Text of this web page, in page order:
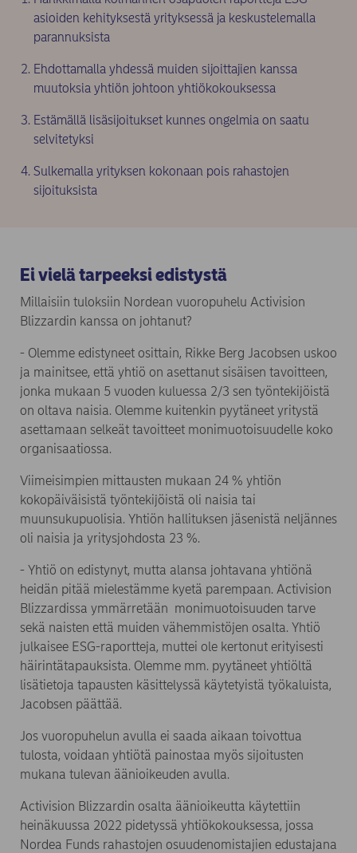
asioiden kehityksestä yrityksessä ja keskustelemalla
parannuksista
Ehdottamalla yhdessä muiden sijoittajien kanssa
muutoksia yhtiön johtoon yhtiökokouksessa
Estämällä lisäsijoitukset kunnes ongelmia on saatu
selvitetyksi
Sulkemalla yrityksen kokonaan pois rahastojen
sijoituksista
Ei vielä tarpeeksi edistystä
Millaisiin tuloksiin Nordean vuoropuhelu Activision
Blizzardin kanssa on johtanut?
- Olemme edistyneet osittain, Rikke Berg Jacobsen uskoo
ja mainitsee, että yhtiö on asettanut sisäisen tavoitteen,
jonka mukaan 5 vuoden kuluessa 2/3 sen työntekijöistä
on oltava naisia. Olemme kuitenkin pyytäneet yritystä
asettamaan selkeät tavoitteet monimuotoisuudelle koko
organisaatiossa.
Viimeisimpien mittausten mukaan 24 % yhtiön
kokopäiväisistä työntekijöistä oli naisia ​​tai
muunsukupuolisia. Yhtiön hallituksen jäsenistä neljännes
oli naisia ja yritysjohdosta 23 %.
- Yhtiö on edistynyt, mutta alansa johtavana yhtiönä
heidän pitää mielestämme kyetä parempaan. Activision
Blizzardissa ymmärretään monimuotoisuuden tarve
sekä naisten että muiden vähemmistöjen osalta. Yhtiö
julkaisee ESG-raportteja, muttei ole kertonut erityisesti
häirintätapauksista. Olemme mm. pyytäneet yhtiöltä
lisätietoja tapausten käsittelyssä käytetyistä työkaluista,
Jacobsen päättää.
Jos vuoropuhelun avulla ei saada aikaan toivottua
tulosta, voidaan yhtiötä painostaa myös sijoitusten
mukana tulevan äänioikeuden avulla.
Activision Blizzardin osalta äänioikeutta käytettiin
heinäkuussa 2022 pidetyssä yhtiökokouksessa, jossa
Nordea Funds rahastojen osuudenomistajien edustajana